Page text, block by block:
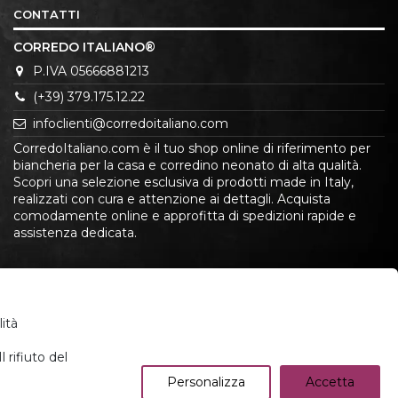
CONTATTI
CORREDO ITALIANO®
P.IVA 05666881213
(+39) 379.175.12.22
infoclienti@corredoitaliano.com
CorredoItaliano.com è il tuo shop online di riferimento per
biancheria per la casa e corredino neonato di alta qualità.
Scopri una selezione esclusiva di prodotti made in Italy,
realizzati con cura e attenzione ai dettagli. Acquista
comodamente online e approfitta di spedizioni rapide e
assistenza dedicata.
rifiuto del
Personalizza Accetta